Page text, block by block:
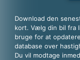
Dansk
English
Download den
kort. Vælg din bil fra
bruge for at
database over
Du vil modtage